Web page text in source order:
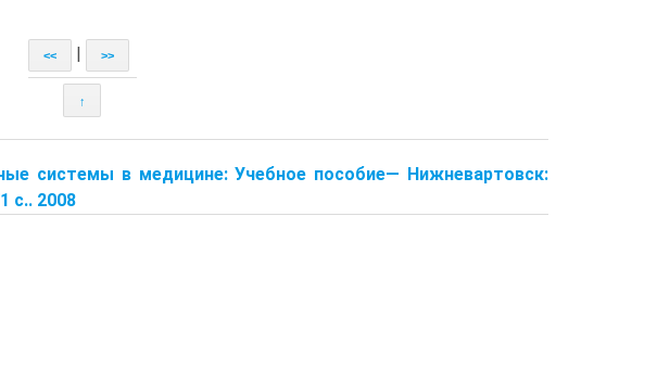
<< >>
↑
системы в медицине: Учебное пособие— Нижневартовск:
с.. 2008